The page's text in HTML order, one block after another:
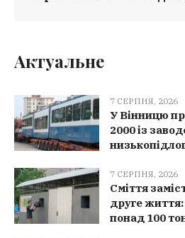
Актуальне
7 СЕРПНЯ, 2026
У Вінницю
2000 із
7 СЕРПНЯ, 2026
Сміття
друге життя:
понад 100